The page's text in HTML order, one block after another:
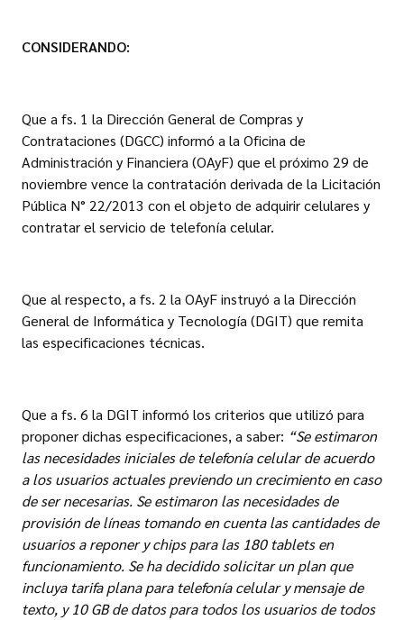
CONSIDERANDO:
Que a fs. 1 la Dirección General de Compras y
Contrataciones (DGCC) informó a la Oficina de
Administración y Financiera (OAyF) que el próximo 29 de
noviembre vence la contratación derivada de la Licitación
Pública N° 22/2013 con el objeto de adquirir celulares y
contratar el servicio de telefonía celular.
Que al respecto, a fs. 2 la OAyF instruyó a la Dirección
General de Informática y Tecnología (DGIT) que remita
las especificaciones técnicas.
Que a fs. 6 la DGIT informó los criterios que utilizó para
proponer dichas especificaciones, a saber: “Se estimaron
las necesidades iniciales de telefonía celular de acuerdo
a los usuarios actuales previendo un crecimiento en caso
de ser necesarias. Se estimaron las necesidades de
provisión de líneas tomando en cuenta las cantidades de
usuarios a reponer y chips para las 180 tablets en
funcionamiento. Se ha decidido solicitar un plan que
incluya tarifa plana para telefonía celular y mensaje de
texto, y 10 GB de datos para todos los usuarios de todos